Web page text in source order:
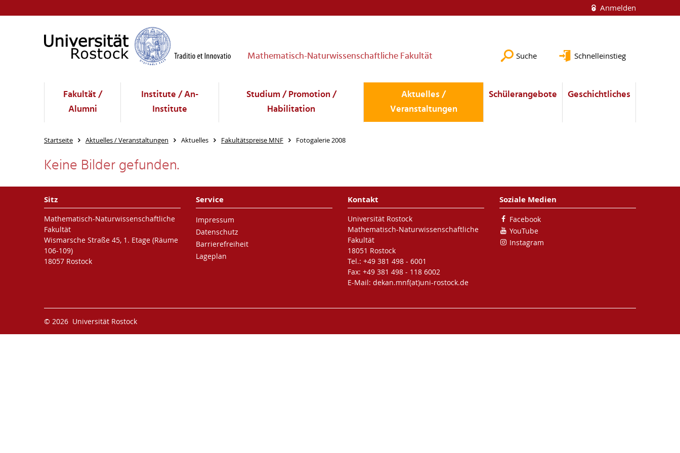
Anmelden
Mathematisch-Naturwissenschaftliche Fakultät Suche Schnelleinstieg
Fakultät /
Alumni
Institute / An-
Institute
Studium / Promotion /
Habilitation
Aktuelles /
Veranstaltungen
Schülerangebote Geschichtliches
Startseite Aktuelles / Veranstaltungen Aktuelles Fakultätspreise MNF Fotogalerie 2008
Keine Bilder gefunden.
Sitz
Mathematisch-Naturwissenschaftliche
Fakultät
Wismarsche Straße 45, 1. Etage (Räume
106-109)
18057 Rostock
Service
Impressum
Datenschutz
Barrierefreiheit
Lageplan
Kontakt
Universität Rostock
Mathematisch-Naturwissenschaftliche
Fakultät
18051 Rostock
Tel.: +49 381 498 - 6001
Fax: +49 381 498 - 118 6002
E-Mail: dekan.mnf(at)uni-rostock.de
Soziale Medien
Facebook
YouTube
Instagram
© 2026 Universität Rostock